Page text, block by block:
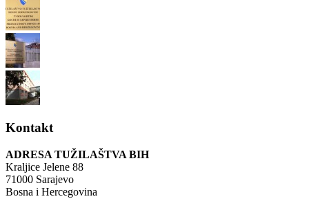
Kontakt
ADRESA TUŽILAŠTVA BIH
Kraljice Jelene 88
71000 Sarajevo
Bosna i Hercegovina